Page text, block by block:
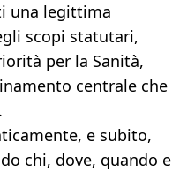
una legittima
scopi statutari,
per la Sanità,
centrale che
e subito,
chi, dove, quando e